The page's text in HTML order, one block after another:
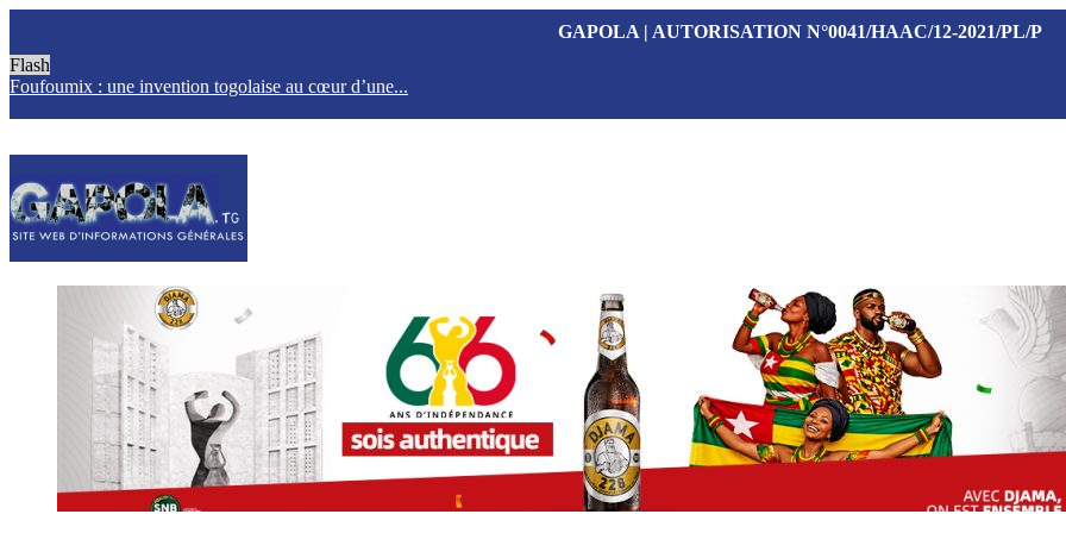
GAPOLA | AUTORISATION N°0041/HAAC/12-2021/PL/P
Flash
Foufoumix : une invention togolaise au cœur d’une...